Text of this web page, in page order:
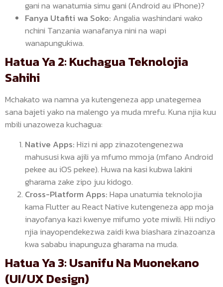
gani na wanatumia simu gani (Android au iPhone)?
Fanya Utafiti wa Soko: Angalia washindani wako
nchini Tanzania wanafanya nini na wapi
wanapungukiwa.
Hatua Ya 2: Kuchagua Teknolojia
Sahihi
Mchakato wa namna ya kutengeneza app unategemea
sana bajeti yako na malengo ya muda mrefu. Kuna njia kuu
mbili unazoweza kuchagua:
Native Apps:Hizi ni app zinazotengenezwa
mahususi kwa ajili ya mfumo mmoja (mfano Android
pekee au iOS pekee). Huwa na kasi kubwa lakini
gharama zake zipo juu kidogo.
Cross-Platform Apps:Hapa unatumia teknolojia
kama Flutter au React Native kutengeneza app moja
inayofanya kazi kwenye mifumo yote miwili. Hii ndiyo
njia inayopendekezwa zaidi kwa biashara zinazoanza
kwa sababu inapunguza gharama na muda.
Hatua Ya 3: Usanifu Na Muonekano
(UI/UX Design)